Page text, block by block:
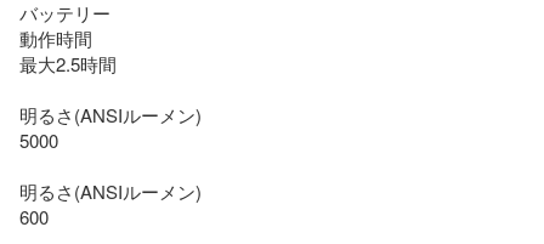
バッテリー
動作時間
最大2.5時間
明るさ(ANSIルーメン)
5000
明るさ(ANSIルーメン)
600